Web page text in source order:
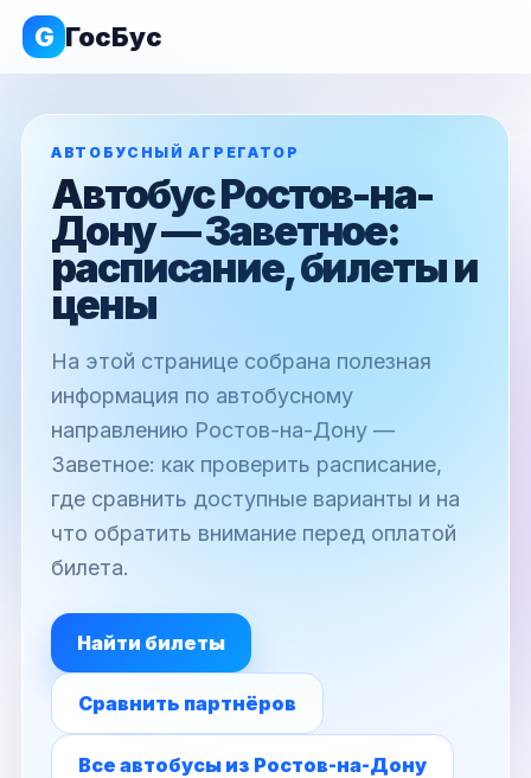
G ГосБус
АВТОБУСНЫЙ АГРЕГАТОР
Автобус Ростов-на-
Дону — Заветное:
расписание, билеты и
цены
На этой странице собрана полезная
информация по автобусному
направлению Ростов-на-Дону —
Заветное: как проверить расписание,
где сравнить доступные варианты и на
что обратить внимание перед оплатой
билета.
Найти билеты
Сравнить партнёров
Все автобусы из Ростов-на-Дону